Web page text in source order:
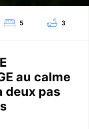
5 3
au calme
deux pas